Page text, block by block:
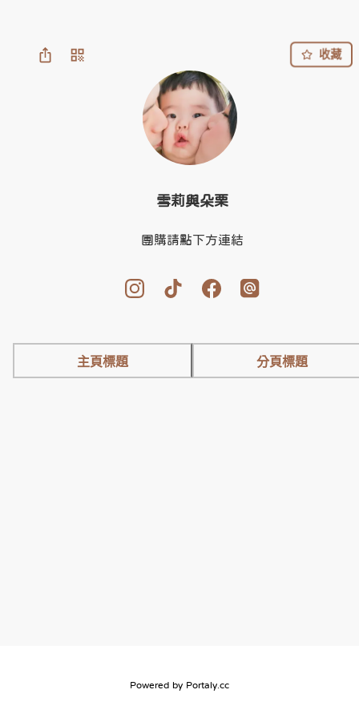
雪莉與朵栗
團購請點下方連結
收藏
主頁標題 分頁標題
Powered by Portaly.cc